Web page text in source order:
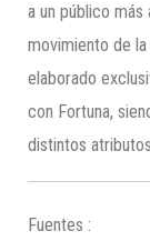
a un público más
movimiento de
elaborado
con Fortuna,
distintos
Fuentes :